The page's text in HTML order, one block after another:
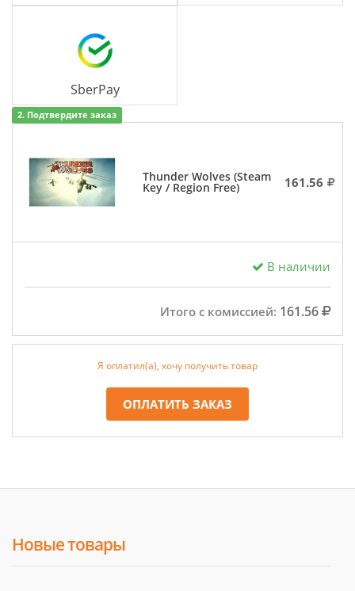
SberPay
2. Подтвердите заказ
Thunder Wolves (Steam
Key / Region Free) 161.56
В наличии
Итого с комиссией: 161.56
Я оплатил(а), хочу получить товар
ОПЛАТИТЬ ЗАКАЗ
Новые товары